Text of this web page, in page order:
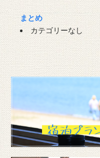
まとめ
カテゴリーなし